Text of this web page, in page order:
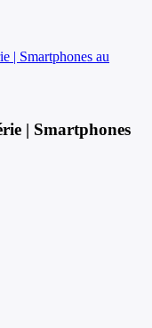
| Smartphones au
| Smartphones